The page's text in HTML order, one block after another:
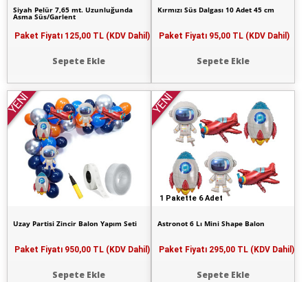
Siyah Pelür 7,65 mt. Uzunluğunda
Asma Süs/Garlent
Paket Fiyatı 125,00 TL (KDV Dahil)
Sepete Ekle
Kırmızı Süs Dalgası 10 Adet 45 cm
Paket Fiyatı 95,00 TL (KDV Dahil)
Sepete Ekle
YENİ
Uzay Partisi Zincir Balon Yapım Seti
Paket Fiyatı 950,00 TL (KDV Dahil)
Sepete Ekle
1 Pakette 6 Adet
YENİ
Astronot 6 Lı Mini Shape Balon
Paket Fiyatı 295,00 TL (KDV Dahil)
Sepete Ekle